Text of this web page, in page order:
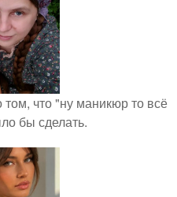
что "ну маникюр то всё
бы сделать.